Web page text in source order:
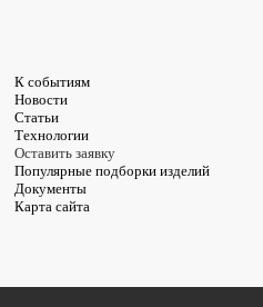
К событиям
Новости
Статьи
Технологии
Оставить заявку
Популярные подборки изделий
Документы
Карта сайта